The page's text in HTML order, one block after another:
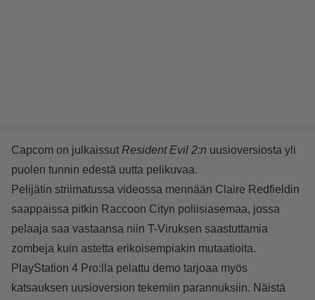
Capcom on julkaissut Resident Evil 2:n uusioversiosta yli
puolen tunnin edestä uutta pelikuvaa.
Pelijätin striimatussa videossa mennään Claire Redfieldin
saappaissa pitkin Raccoon Cityn poliisiasemaa, jossa
pelaaja saa vastaansa niin T-Viruksen saastuttamia
zombeja kuin astetta erikoisempiakin mutaatioita.
PlayStation 4 Pro:lla pelattu demo tarjoaa myös
katsauksen uusioversion tekemiin parannuksiin. Näistä